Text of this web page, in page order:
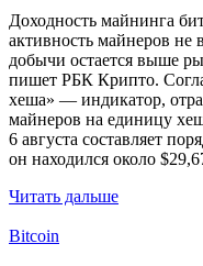
Доходность майнинга
активность майнеров не
добычи остается выше
пишет РБК Крипто.
хеша» — индикатор,
майнеров на единицу
6 августа составляет
он находился около
Читать дальше
Bitcoin